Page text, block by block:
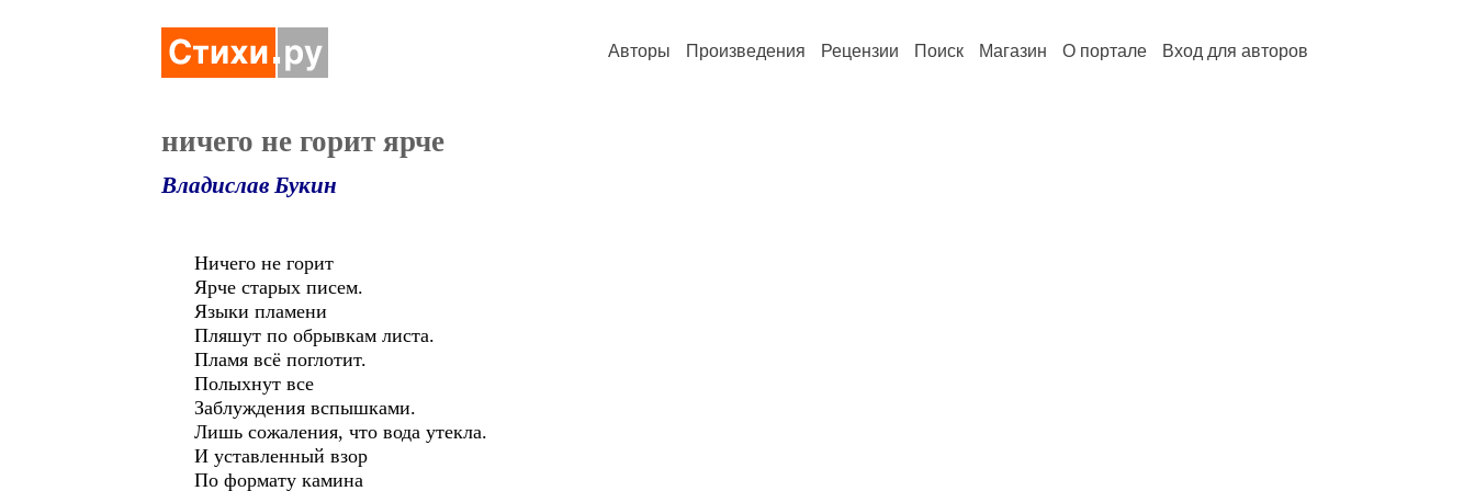
Авторы Произведения Рецензии Поиск Магазин О портале Вход для авторов
ничего не горит ярче
Владислав Букин
Ничего не горит
Ярче старых писем.
Языки пламени
Пляшут по обрывкам листа.
Пламя всё поглотит.
Полыхнут все
Заблуждения вспышками.
Лишь сожаления, что вода утекла.
И уставленный взор
По формату камина